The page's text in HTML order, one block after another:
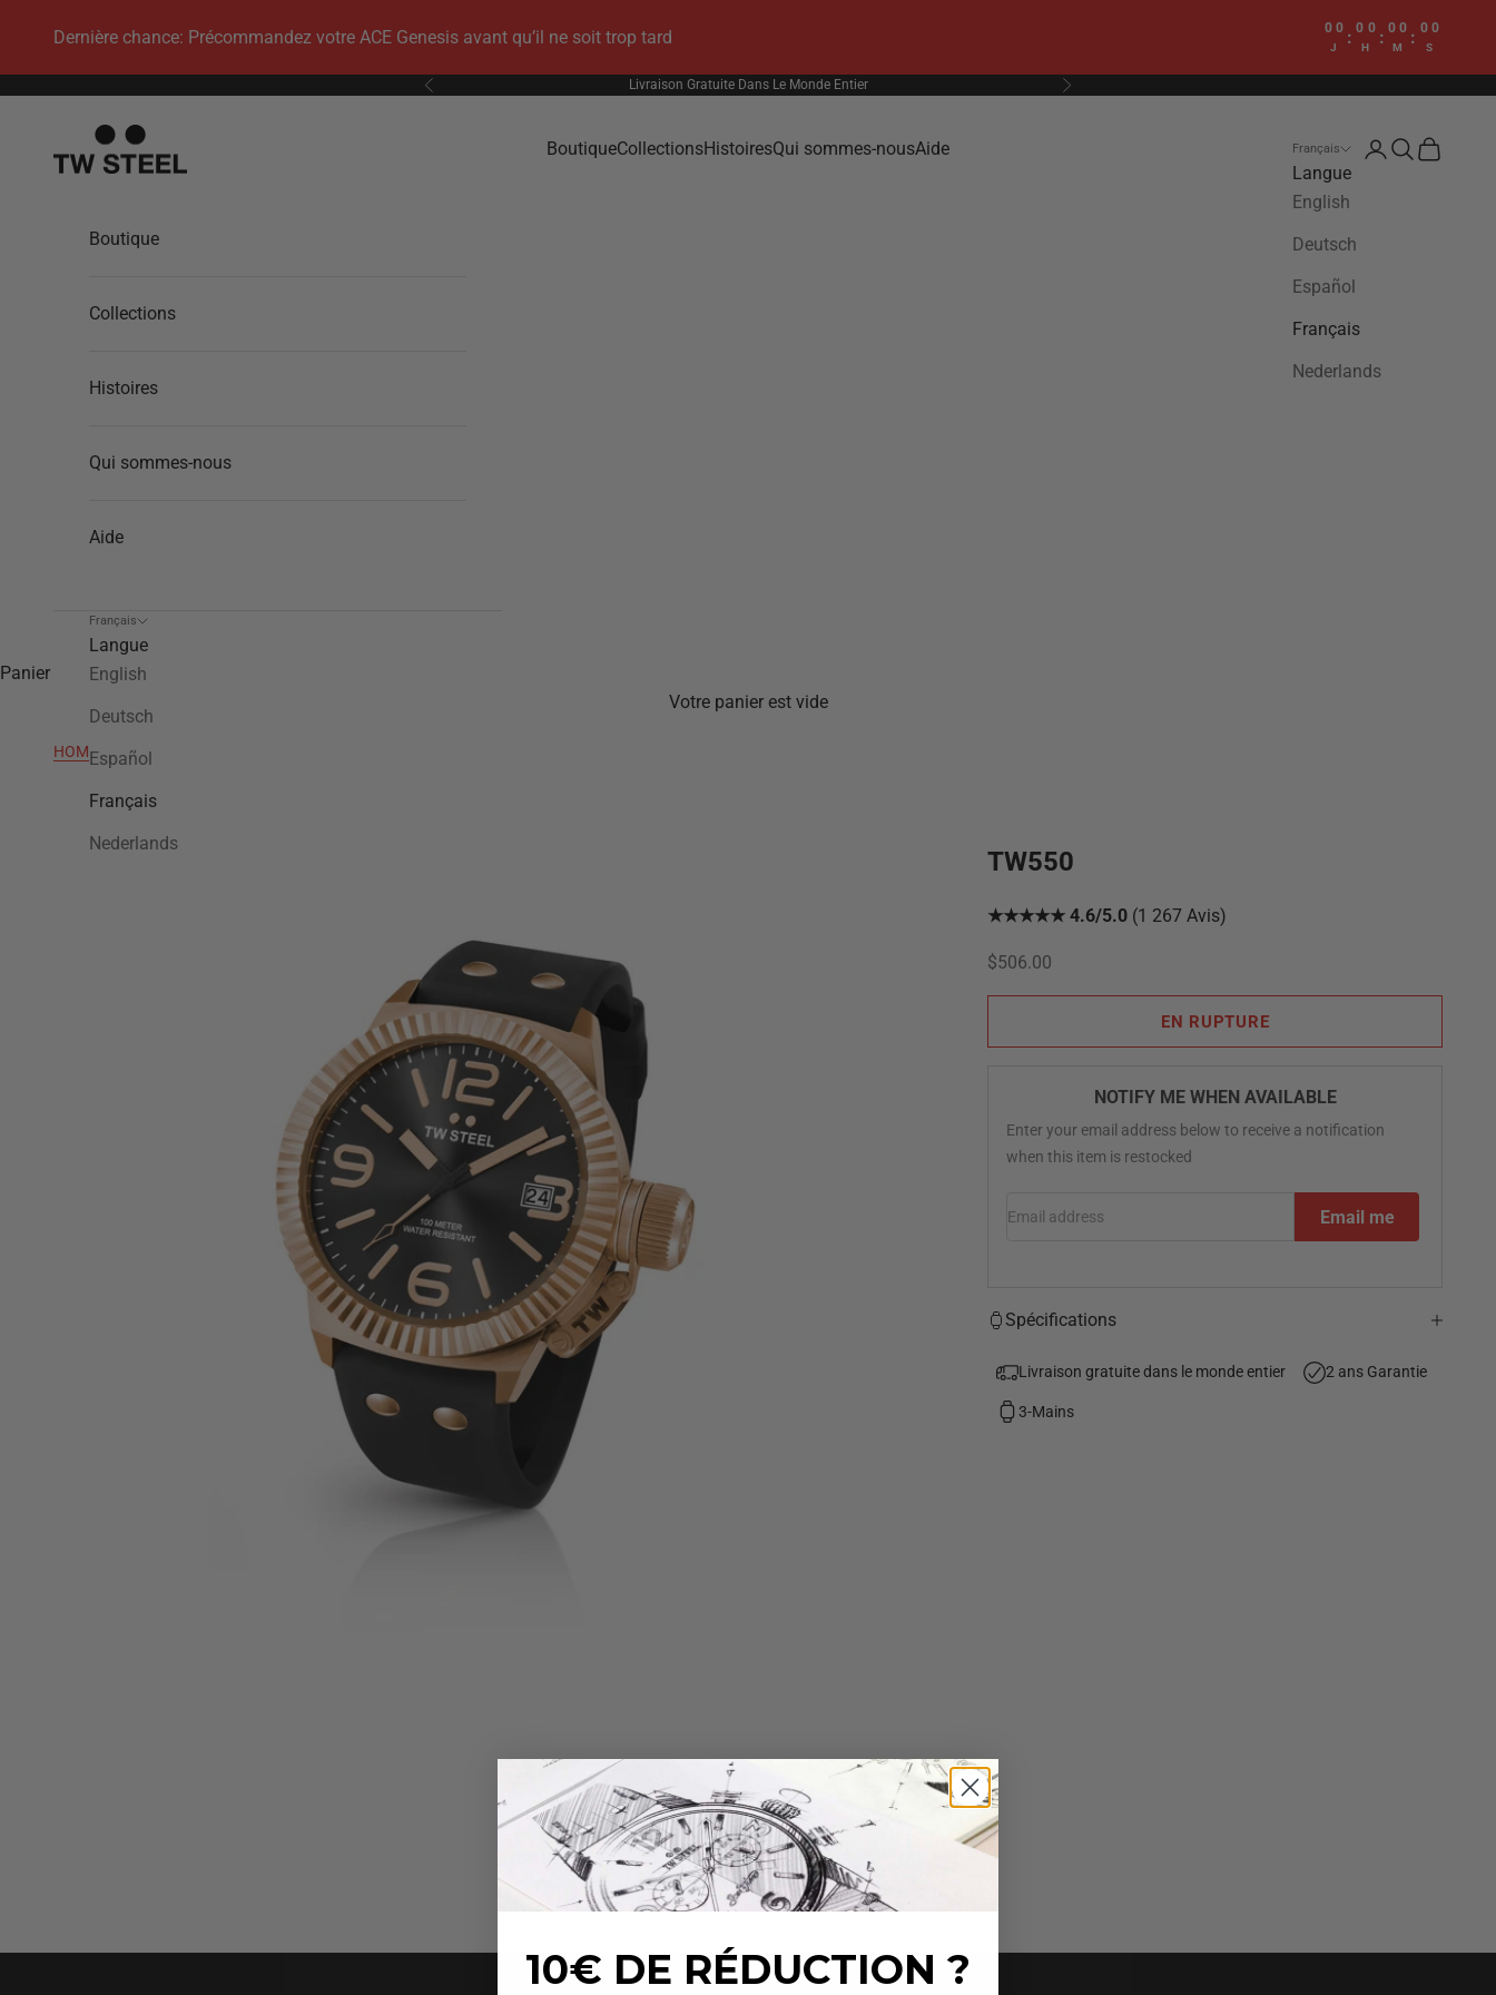
Dernière chance: Précommandez votre ACE Genesis avant qu’il ne soit trop tard
00
J :00
H : 00
M : 00
S
Précédent Livraison Gratuite Dans Le Monde Entier Suivant
TW Steel
BoutiqueCollectionsHistoiresQui sommes-nousAide Français
Langue
English
Deutsch
Español
Français
Nederlands
Connexion
Recherche
Panier
Boutique
Collections
Histoires
Qui sommes-nous
Aide
Français
Langue
English
Deutsch
Español
Français
Nederlands
Panier
Votre panier est vide
HOME>TW550
TW550
★★★★★ 4.6/5.0 (1 267 Avis)
Prix de vente
$506.00
EN RUPTURE
NOTIFY ME WHEN AVAILABLE
Enter your email address below to receive a notification
when this item is restocked
Email me
Spécifications
Livraison gratuite dans le monde entier 2 ans Garantie
3-Mains
10€ DE RÉDUCTION ?